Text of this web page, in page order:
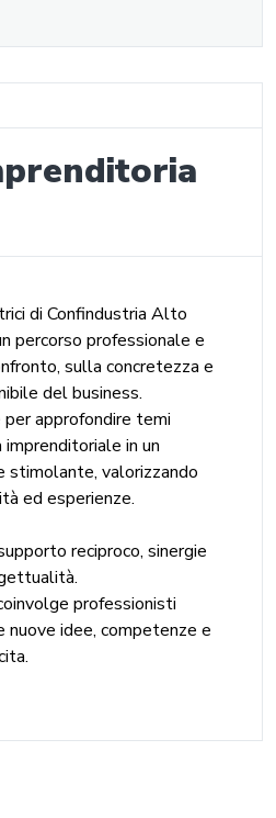
di Confindustria Alto
percorso professionale e
sulla concretezza e
del business.
per approfondire temi
in un
stimolante, valorizzando
ed esperienze.
reciproco, sinergie
professionisti
nuove idee, competenze e